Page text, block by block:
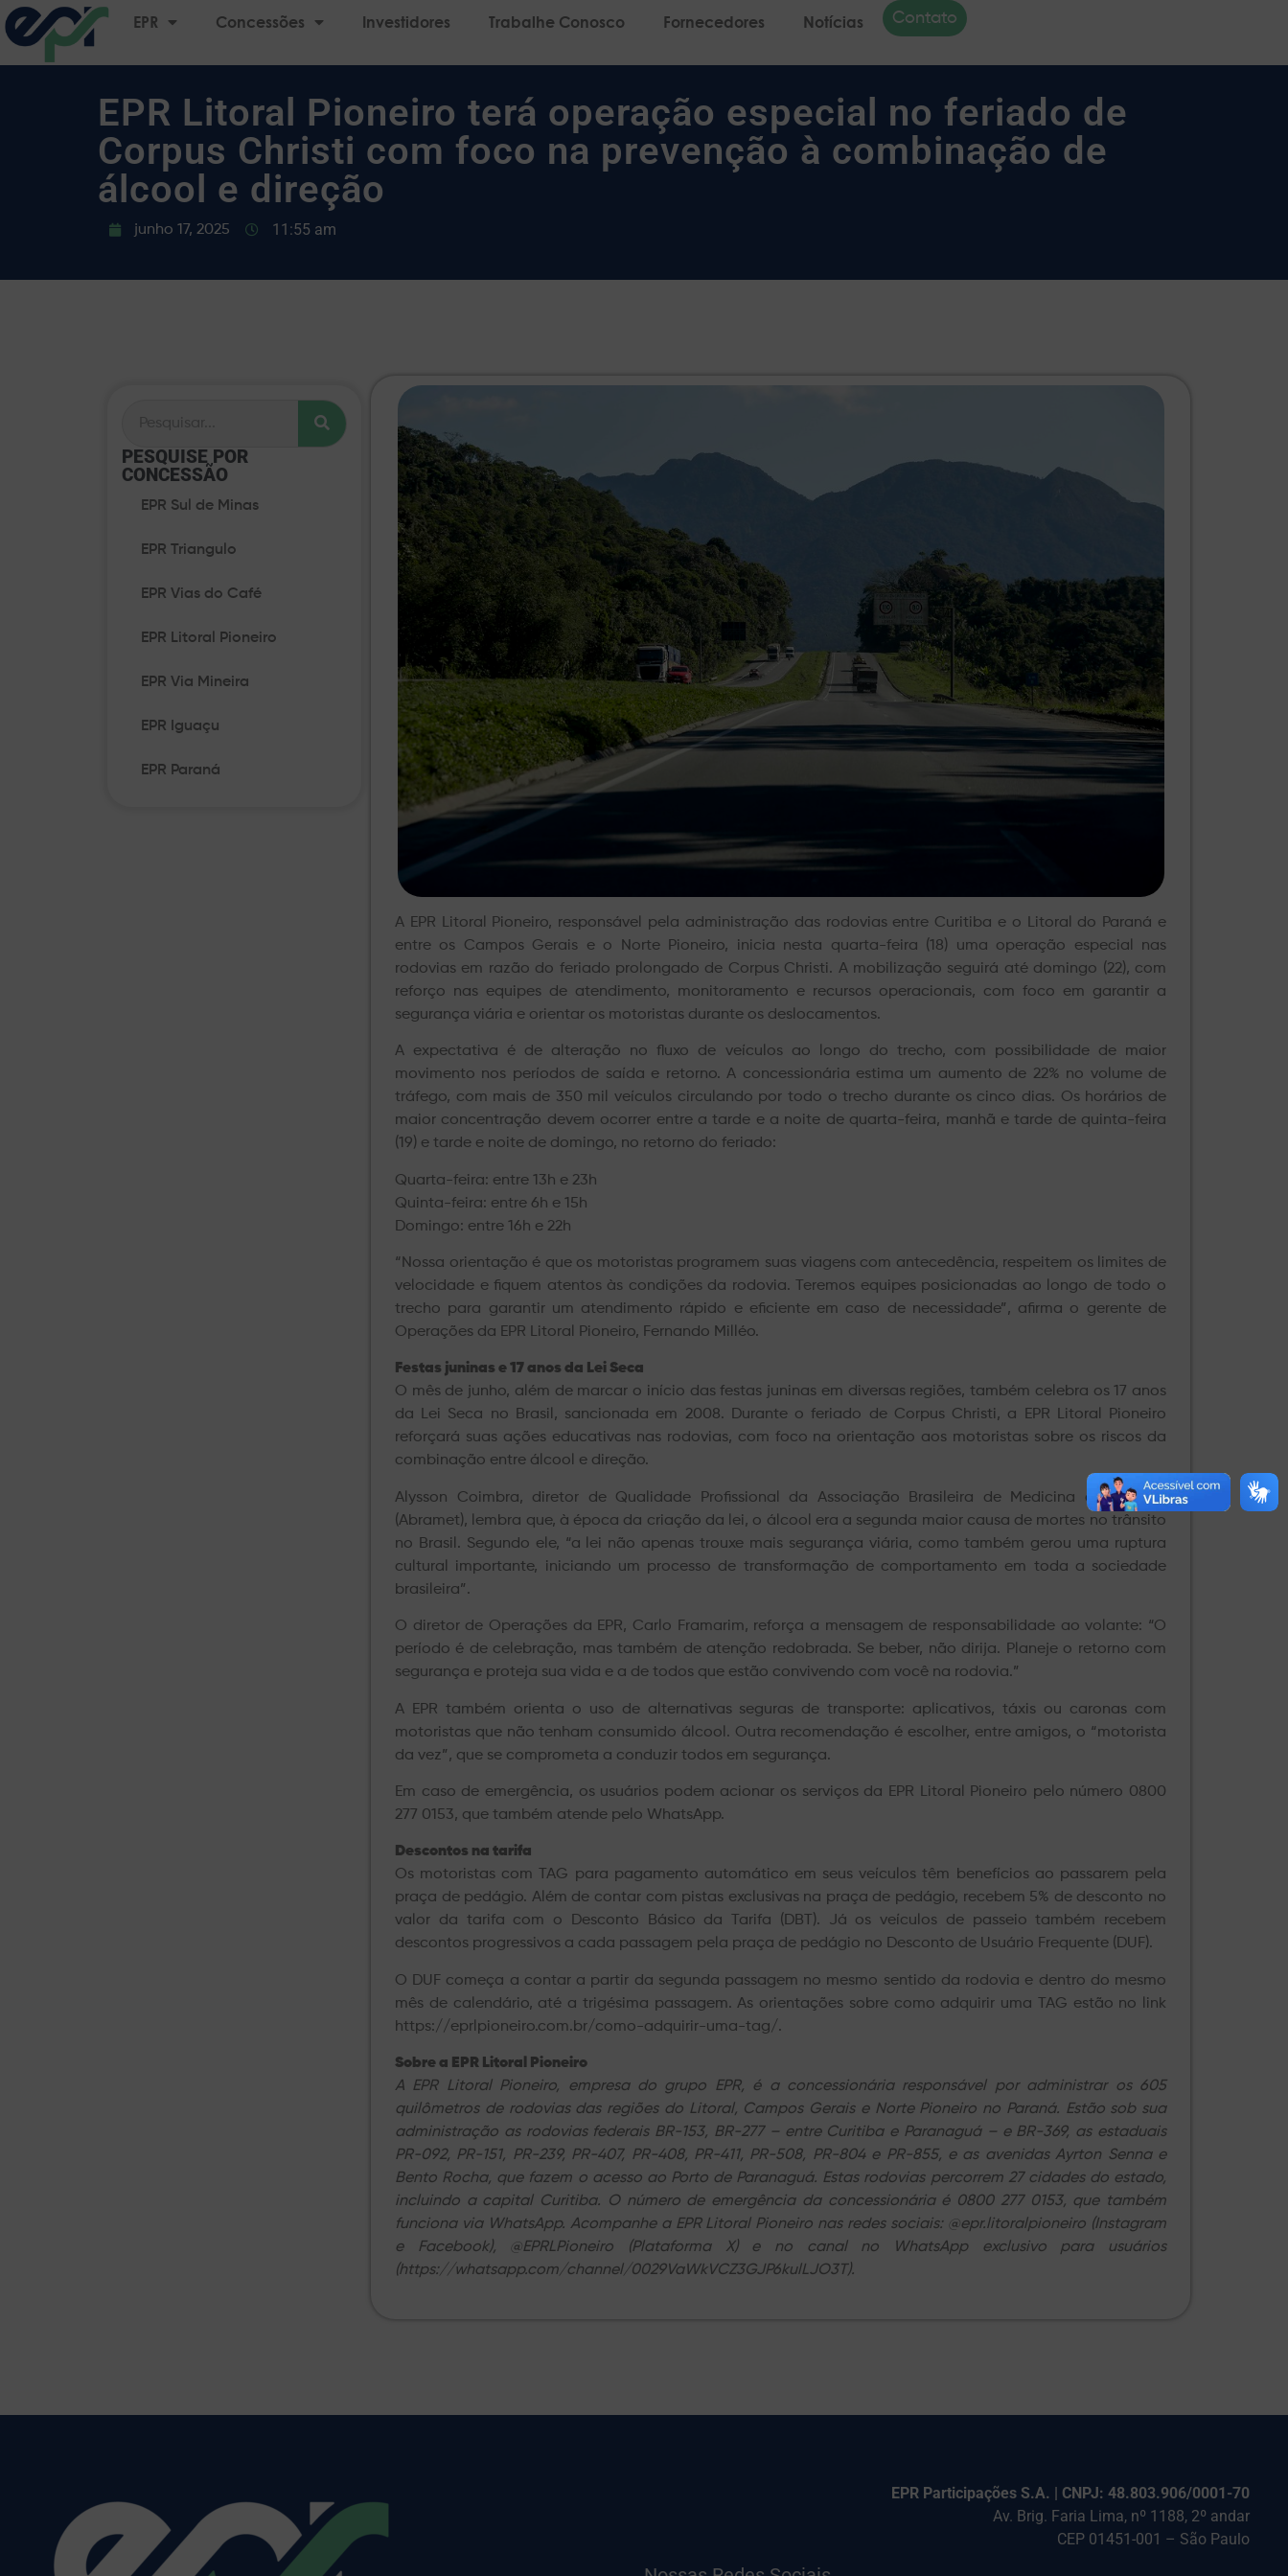
EPR Concessões Investidores Trabalhe Conosco Fornecedores Notícias Contato
EPR Litoral Pioneiro terá operação especial no feriado de
Corpus Christi com foco na prevenção à combinação de
álcool e direção
junho 17, 2025 11:55 am
PESQUISE POR
CONCESSÃO​
EPR Sul de Minas
EPR Triangulo
EPR Vias do Café
EPR Litoral Pioneiro
EPR Via Mineira
EPR Iguaçu
EPR Paraná
A EPR Litoral Pioneiro, responsável pela administração das rodovias entre Curitiba e o Litoral do Paraná e
entre os Campos Gerais e o Norte Pioneiro, inicia nesta quarta-feira (18) uma operação especial nas
rodovias em razão do feriado prolongado de Corpus Christi. A mobilização seguirá até domingo (22), com
reforço nas equipes de atendimento, monitoramento e recursos operacionais, com foco em garantir a
segurança viária e orientar os motoristas durante os deslocamentos.
A expectativa é de alteração no fluxo de veículos ao longo do trecho, com possibilidade de maior
movimento nos períodos de saída e retorno. A concessionária estima um aumento de 22% no volume de
tráfego, com mais de 350 mil veículos circulando por todo o trecho durante os cinco dias. Os horários de
maior concentração devem ocorrer entre a tarde e a noite de quarta-feira, manhã e tarde de quinta-feira
(19) e tarde e noite de domingo, no retorno do feriado:
Quarta-feira: entre 13h e 23h
Quinta-feira: entre 6h e 15h
Domingo: entre 16h e 22h
“Nossa orientação é que os motoristas programem suas viagens com antecedência, respeitem os limites de
velocidade e fiquem atentos às condições da rodovia. Teremos equipes posicionadas ao longo de todo o
trecho para garantir um atendimento rápido e eficiente em caso de necessidade”, afirma o gerente de
Operações da EPR Litoral Pioneiro, Fernando Milléo.
Festas juninas e 17 anos da Lei Seca
O mês de junho, além de marcar o início das festas juninas em diversas regiões, também celebra os 17 anos
da Lei Seca no Brasil, sancionada em 2008. Durante o feriado de Corpus Christi, a EPR Litoral Pioneiro
reforçará suas ações educativas nas rodovias, com foco na orientação aos motoristas sobre os riscos da
combinação entre álcool e direção.
Alysson Coimbra, diretor de Qualidade Profissional da Associação Brasileira de Medicina de Tráfego
(Abramet), lembra que, à época da criação da lei, o álcool era a segunda maior causa de mortes no trânsito
no Brasil. Segundo ele, “a lei não apenas trouxe mais segurança viária, como também gerou uma ruptura
cultural importante, iniciando um processo de transformação de comportamento em toda a sociedade
brasileira”.
O diretor de Operações da EPR, Carlo Framarim, reforça a mensagem de responsabilidade ao volante: “O
período é de celebração, mas também de atenção redobrada. Se beber, não dirija. Planeje o retorno com
segurança e proteja sua vida e a de todos que estão convivendo com você na rodovia.”
A EPR também orienta o uso de alternativas seguras de transporte: aplicativos, táxis ou caronas com
motoristas que não tenham consumido álcool. Outra recomendação é escolher, entre amigos, o “motorista
da vez”, que se comprometa a conduzir todos em segurança.
Em caso de emergência, os usuários podem acionar os serviços da EPR Litoral Pioneiro pelo número 0800
277 0153, que também atende pelo WhatsApp.
Descontos na tarifa
Os motoristas com TAG para pagamento automático em seus veículos têm benefícios ao passarem pela
praça de pedágio. Além de contar com pistas exclusivas na praça de pedágio, recebem 5% de desconto no
valor da tarifa com o Desconto Básico da Tarifa (DBT). Já os veículos de passeio também recebem
descontos progressivos a cada passagem pela praça de pedágio no Desconto de Usuário Frequente (DUF).
O DUF começa a contar a partir da segunda passagem no mesmo sentido da rodovia e dentro do mesmo
mês de calendário, até a trigésima passagem. As orientações sobre como adquirir uma TAG estão no link
https://eprlpioneiro.com.br/como-adquirir-uma-tag/.
Sobre a EPR Litoral Pioneiro
A EPR Litoral Pioneiro, empresa do grupo EPR, é a concessionária responsável por administrar os 605
quilômetros de rodovias das regiões do Litoral, Campos Gerais e Norte Pioneiro no Paraná. Estão sob sua
administração as rodovias federais BR-153, BR-277 – entre Curitiba e Paranaguá – e BR-369, as estaduais
PR-092, PR-151, PR-239, PR-407, PR-408, PR-411, PR-508, PR-804 e PR-855, e as avenidas Ayrton Senna e
Bento Rocha, que fazem o acesso ao Porto de Paranaguá. Estas rodovias percorrem 27 cidades do estado,
incluindo a capital Curitiba. O número de emergência da concessionária é 0800 277 0153, que também
funciona via WhatsApp. Acompanhe a EPR Litoral Pioneiro nas redes sociais: @epr.litoralpioneiro (Instagram
e Facebook), @EPRLPioneiro (Plataforma X) e no canal no WhatsApp exclusivo para usuários
(https://whatsapp.com/channel/0029VaWkVCZ3GJP6kulLJO3T).
EPR Participações S.A. | CNPJ: 48.803.906/0001-70
Av. Brig. Faria Lima, nº 1188, 2º andar
CEP 01451-001 – São Paulo